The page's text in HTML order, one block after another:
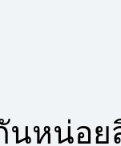
นหน่อย